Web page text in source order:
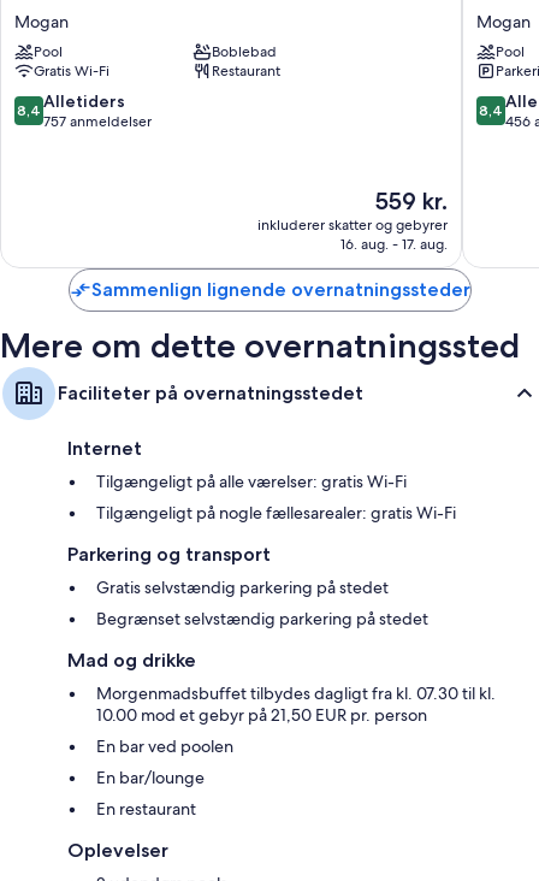
Green
Beach
Mogan
Mogan
Pool
Boblebad
Gratis Wi-Fi
Restaurant
8.4
ud
8,4 Alletiders
757 anmeldelser
Prisen
er
559 kr.
559 kr.
inkluderer skatter og gebyrer
16. aug. - 17. aug.
Blanca
Mogan
Mogan
Pool
8.4
ud
8,4
456
Sammenlign lignende overnatningssteder
Mere om dette overnatningssted
Faciliteter på overnatningsstedet
Internet
Tilgængeligt på alle værelser: gratis Wi-Fi
Tilgængeligt på nogle fællesarealer: gratis Wi-Fi
Parkering og transport
Gratis selvstændig parkering på stedet
Begrænset selvstændig parkering på stedet
Mad og drikke
Morgenmadsbuffet tilbydes dagligt fra kl. 07.30 til kl.
10.00 mod et gebyr på 21,50 EUR pr. person
En bar ved poolen
En bar/lounge
En restaurant
Oplevelser